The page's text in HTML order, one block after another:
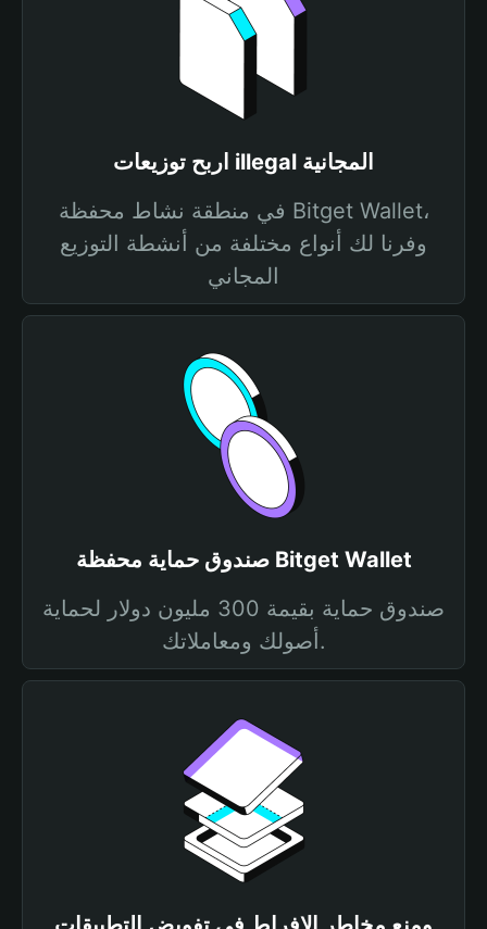
اربح توزيعات illegal المجانية
في منطقة نشاط محفظة Bitget Wallet،
وفرنا لك أنواع مختلفة من أنشطة التوزيع
المجاني
صندوق حماية محفظة Bitget Wallet
صندوق حماية بقيمة 300 مليون دولار لحماية
أصولك ومعاملاتك.